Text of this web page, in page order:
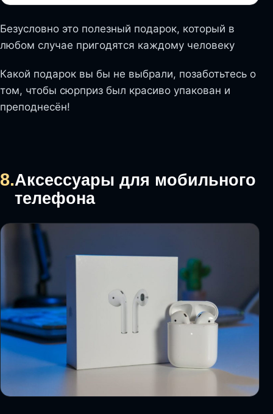
Безусловно это полезный подарок, который в
любом случае пригодятся каждому человеку
Какой подарок вы бы не выбрали, позаботьтесь о
том, чтобы сюрприз был красиво упакован и
преподнесён!
8.Аксессуары для мобильного
телефона